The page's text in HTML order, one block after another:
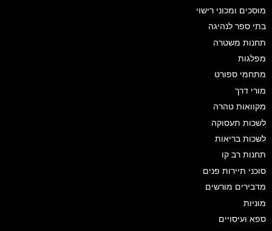
מוסכים ומכוני רישוי
בתי ספר לנהיגה
תחנות משטרה
מפלגות
מתחמי ספורט
מורי דרך
מקוואות טהרה
לשכות תעסוקה
לשכות בריאות
תחנות רב קו
סוכני תיירות פנים
מדבירים מורשים
מוניות
ספא ועיסויים